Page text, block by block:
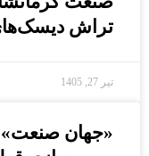
تراش
تیر 27, 1405
«جهان صنعت»